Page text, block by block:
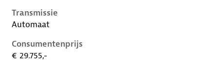
Transmissie
Automaat
Consumentenprijs
€ 29.755,-